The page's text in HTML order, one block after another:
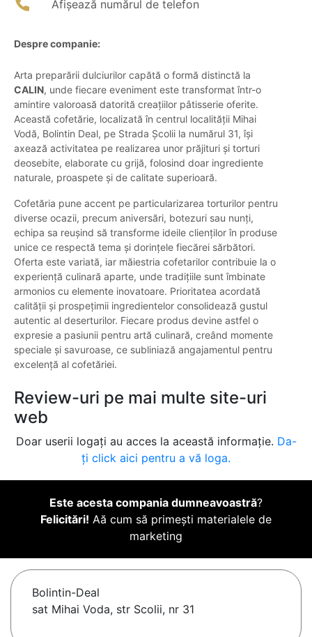
Afișează numărul de telefon
Despre companie:
Arta preparării dulciurilor capătă o formă distinctă la
CALIN, unde fiecare eveniment este transformat într-o
amintire valoroasă datorită creațiilor pâtisserie oferite.
Această cofetărie, localizată în centrul localității Mihai
Vodă, Bolintin Deal, pe Strada Școlii la numărul 31, își
axează activitatea pe realizarea unor prăjituri și torturi
deosebite, elaborate cu grijă, folosind doar ingrediente
naturale, proaspete și de calitate superioară.
Cofetăria pune accent pe particularizarea torturilor pentru
diverse ocazii, precum aniversări, botezuri sau nunți,
echipa sa reușind să transforme ideile clienților în produse
unice ce respectă tema și dorințele fiecărei sărbători.
Oferta este variată, iar măiestria cofetarilor contribuie la o
experiență culinară aparte, unde tradițiile sunt îmbinate
armonios cu elemente inovatoare. Prioritatea acordată
calității și prospețimii ingredientelor consolidează gustul
autentic al deserturilor. Fiecare produs devine astfel o
expresie a pasiunii pentru artă culinară, creând momente
speciale și savuroase, ce subliniază angajamentul pentru
excelență al cofetăriei.
Review-uri pe mai multe site-uri
web
Doar userii logați au acces la această informație. Da-
ți click aici pentru a vă loga.
Este acesta compania dumneavoastră?
Felicitări! Aă cum să primești materialele de
marketing
Bolintin-Deal
sat Mihai Voda, str Scolii, nr 31